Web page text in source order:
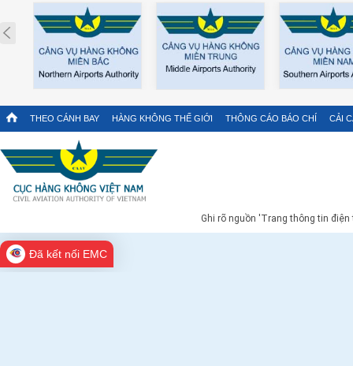
Prev
THEO CÁNH BAY HÀNG KHÔNG THẾ GIỚI THÔNG CÁO BÁO CHÍ CẢI
Ghi rõ nguồn 'Trang thông tin
Đã kết nối EMC